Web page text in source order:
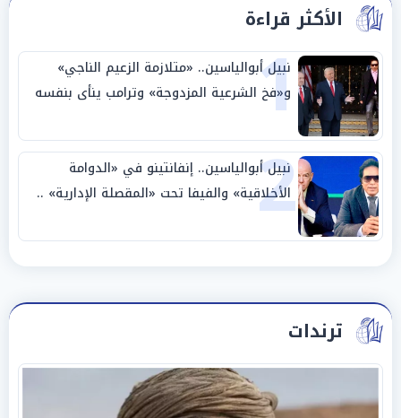
الأكثر قراءة
1
نبيل أبوالياسين.. «متلازمة الزعيم الناجي»
و«فخ الشرعية المزدوجة» وترامب ينأى بنفسه
وحليفه في «ميتم استراتيجي»
2
نبيل أبوالياسين.. إنفانتينو في «الدوامة
الأخلاقية» والفيفا تحت «المقصلة الإدارية» ..
«عبادة العرش وجنازة المصداقية»
ترندات